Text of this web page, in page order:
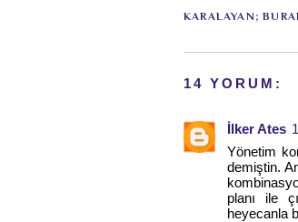
KARALAYAN;
14 YORUM:
İlker Ates
Yönetim
demiştin.
planı ile
heyecanla